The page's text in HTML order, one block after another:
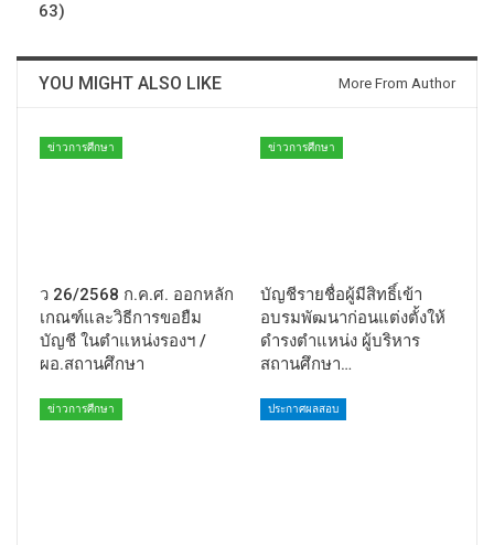
63)
YOU MIGHT ALSO LIKE More From Author
ข่าวการศึกษา
ว 26/2568 ก.ค.ศ. ออกหลัก
เกณฑ์และวิธีการขอยืม
บัญชี ในตำแหน่งรองฯ /
ผอ.สถานศึกษา
ข่าวการศึกษา
บัญชีรายชื่อผู้มีสิทธิ์เข้า
อบรมพัฒนาก่อนแต่งตั้งให้
ดำรงตำแหน่ง ผู้บริหาร
สถานศึกษา…
ข่าวการศึกษา ประกาศผลสอบ